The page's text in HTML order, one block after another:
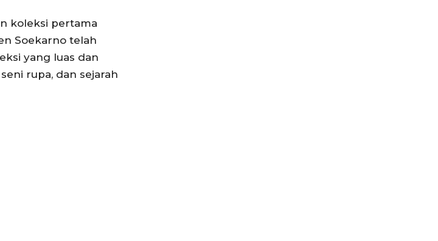
koleksi pertama
Soekarno telah
yang luas dan
rupa, dan sejarah